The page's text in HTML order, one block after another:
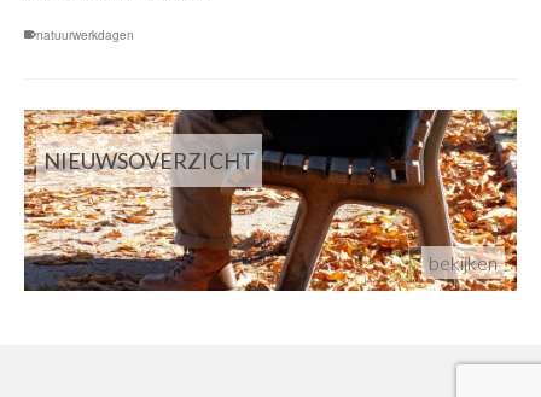
natuurwerkdagen
NIEUWSOVERZICHT
bekijken